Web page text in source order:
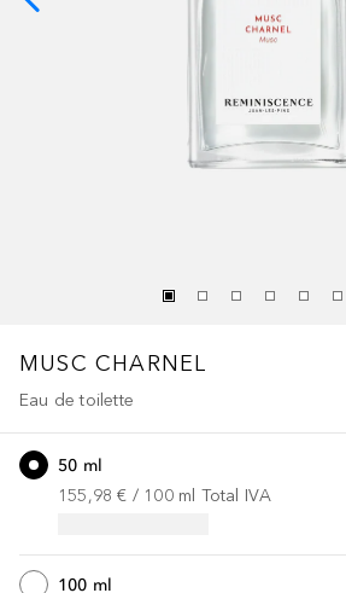
MUSC CHARNEL
Eau de toilette
50 ml
155,98 € / 100 ml Total IVA
100 ml